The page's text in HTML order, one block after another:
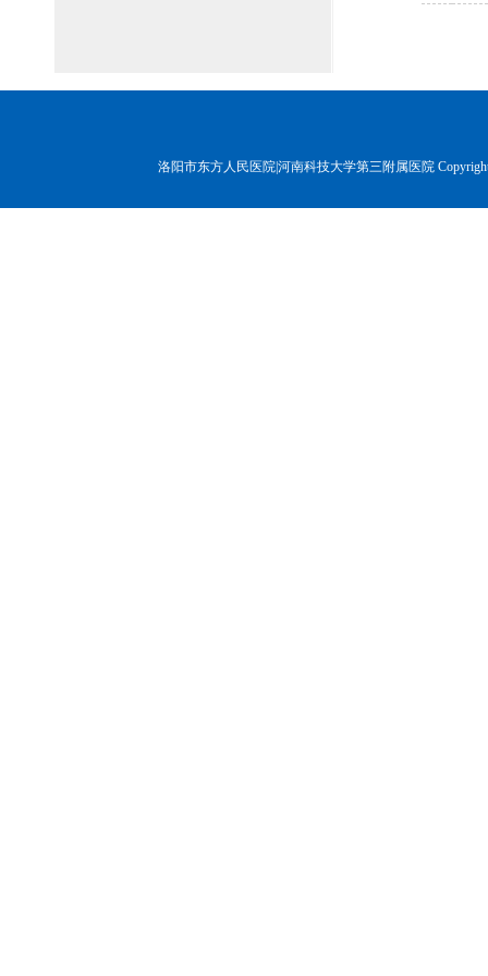
洛阳市东方人民医院|河南科技大学第三附属医院